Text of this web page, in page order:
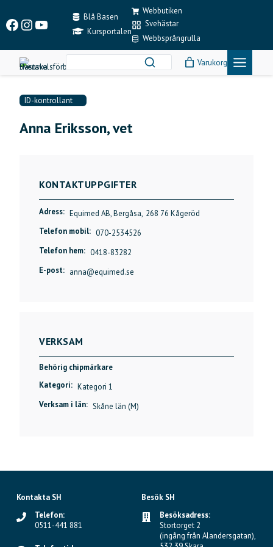
content
Facebook
Instagram
YouTubeBlå Basen
Kursportalen
Webbutiken
Svehästar
Webbsprångrulla
Varukorg
ID-kontrollant
Anna Eriksson, vet
KONTAKTUPPGIFTER
Adress: Equimed AB, Bergåsa, 268 76 Kågeröd
Telefon mobil: 070-2534526
Telefon hem: 0418-83282
E-post: anna@equimed.se
VERKSAM
Behörig chipmärkare
Kategori: Kategori 1
Verksam i län: Skåne län (M)
Kontakta SH
Telefon:
0511-441 881
Besök SH
Besöksadress:
Stortorget 2
(ingång från Alandersgatan),